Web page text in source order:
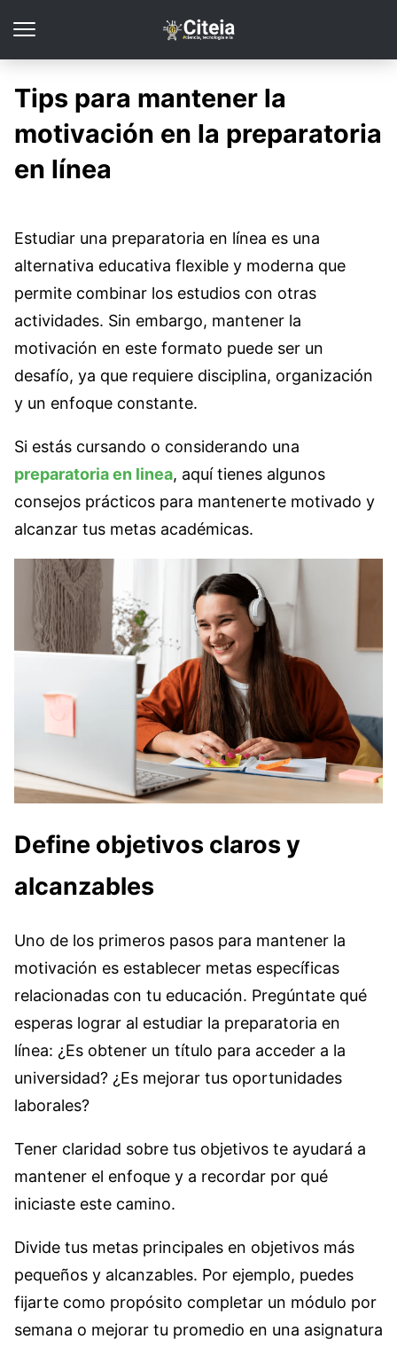
Tips para mantener la
motivación en la preparatoria
en línea
Estudiar una preparatoria en línea es una
alternativa educativa flexible y moderna que
permite combinar los estudios con otras
actividades. Sin embargo, mantener la
motivación en este formato puede ser un
desafío, ya que requiere disciplina, organización
y un enfoque constante.
Si estás cursando o considerando una
preparatoria en linea, aquí tienes algunos
consejos prácticos para mantenerte motivado y
alcanzar tus metas académicas.
Define objetivos claros y
alcanzables
Uno de los primeros pasos para mantener la
motivación es establecer metas específicas
relacionadas con tu educación. Pregúntate qué
esperas lograr al estudiar la preparatoria en
línea: ¿Es obtener un título para acceder a la
universidad? ¿Es mejorar tus oportunidades
laborales?
Tener claridad sobre tus objetivos te ayudará a
mantener el enfoque y a recordar por qué
iniciaste este camino.
Divide tus metas principales en objetivos más
pequeños y alcanzables. Por ejemplo, puedes
fijarte como propósito completar un módulo por
semana o mejorar tu promedio en una asignatura